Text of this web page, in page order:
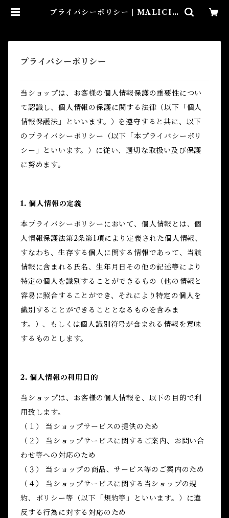
プライバシーポリシー | MALICIO
プライバシーポリシー
当ショップは、お客様の個人情報保護の重要性につい
て認識し、個人情報の保護に関する法律（以下「個人
情報保護法」といいます。）を遵守すると共に、以下
のプライバシーポリシー（以下「本プライバシーポリ
シー」といいます。）に従い、適切な取扱い及び保護
に努めます。
1. 個人情報の定義
本プライバシーポリシーにおいて、個人情報とは、個
人情報保護法第2条第1項により定義された個人情報、
すなわち、生存する個人に関する情報であって、当該
情報に含まれる氏名、生年月日その他の記述等により
特定の個人を識別することができるもの（他の情報と
容易に照合することができ、それにより特定の個人を
識別することができることとなるものを含みま
す。）、もしくは個人識別符号が含まれる情報を意味
するものとします。
2. 個人情報の利用目的
当ショップは、お客様の個人情報を、以下の目的で利
用致します。
（１） 当ショップサービスの提供のため
（２） 当ショップサービスに関するご案内、お問い合
わせ等への対応のため
（３） 当ショップの商品、サービス等のご案内のため
（４） 当ショップサービスに関する当ショップの規
約、ポリシー等（以下「規約等」といいます。）に違
反する行為に対する対応のため